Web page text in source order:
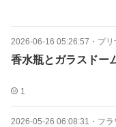
2026-06-16 05:26:57 ・ プリ
香水瓶とガラスドー
1
2026-05-26 06:08:31 ・ フラ